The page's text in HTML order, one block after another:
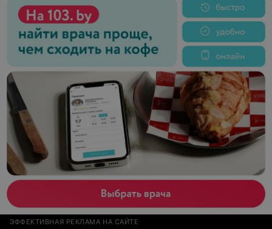
ЭФФЕКТИВНАЯ РЕКЛАМА НА САЙТЕ